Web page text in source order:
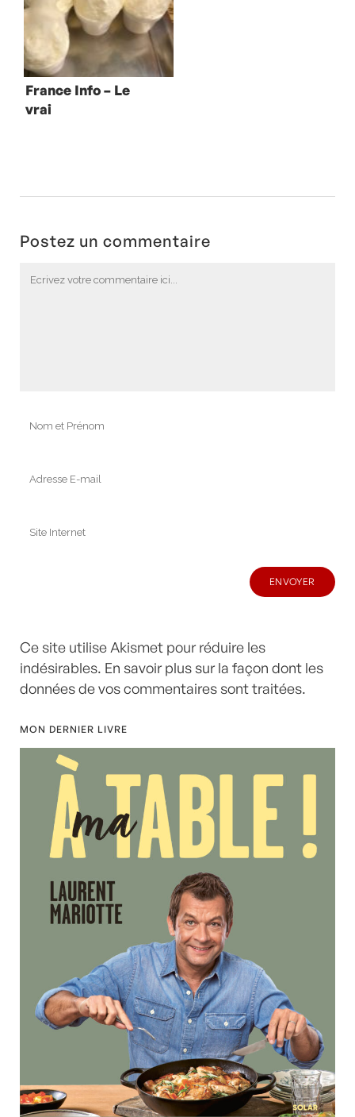
France Info – Le
vrai
Postez un commentaire
Ce site utilise Akismet pour réduire les
indésirables. En savoir plus sur la façon dont les
données de vos commentaires sont traitées.
MON DERNIER LIVRE